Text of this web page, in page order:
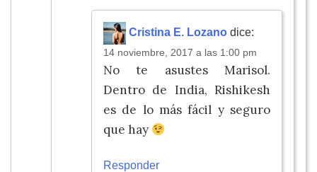
Cristina E. Lozano dice:
14 noviembre, 2017 a las 1:00 pm
No te asustes Marisol.
Dentro de India, Rishikesh
es de lo más fácil y seguro
que hay
Responder